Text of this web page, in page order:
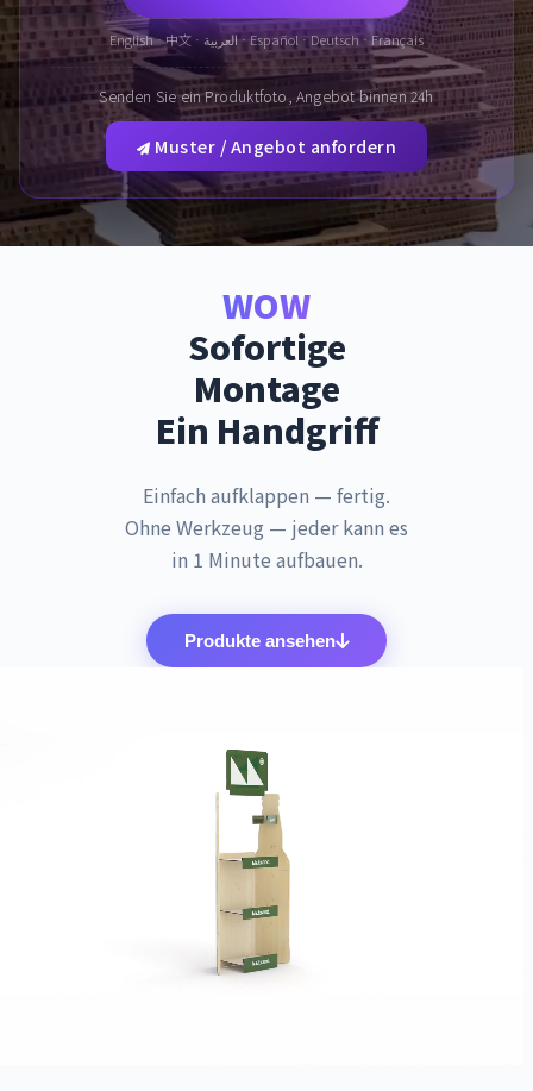
English · 中文 · العربية · Español · Deutsch · Français
Senden Sie ein Produktfoto, Angebot binnen 24h
Muster / Angebot anfordern
WOW
Sofortige
Montage
Ein Handgriff
Einfach aufklappen — fertig.
Ohne Werkzeug — jeder kann es
in 1 Minute aufbauen.
Produkte ansehen